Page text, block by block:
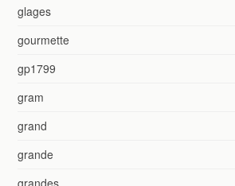
glages
gourmette
gp1799
gram
grand
grande
grandes